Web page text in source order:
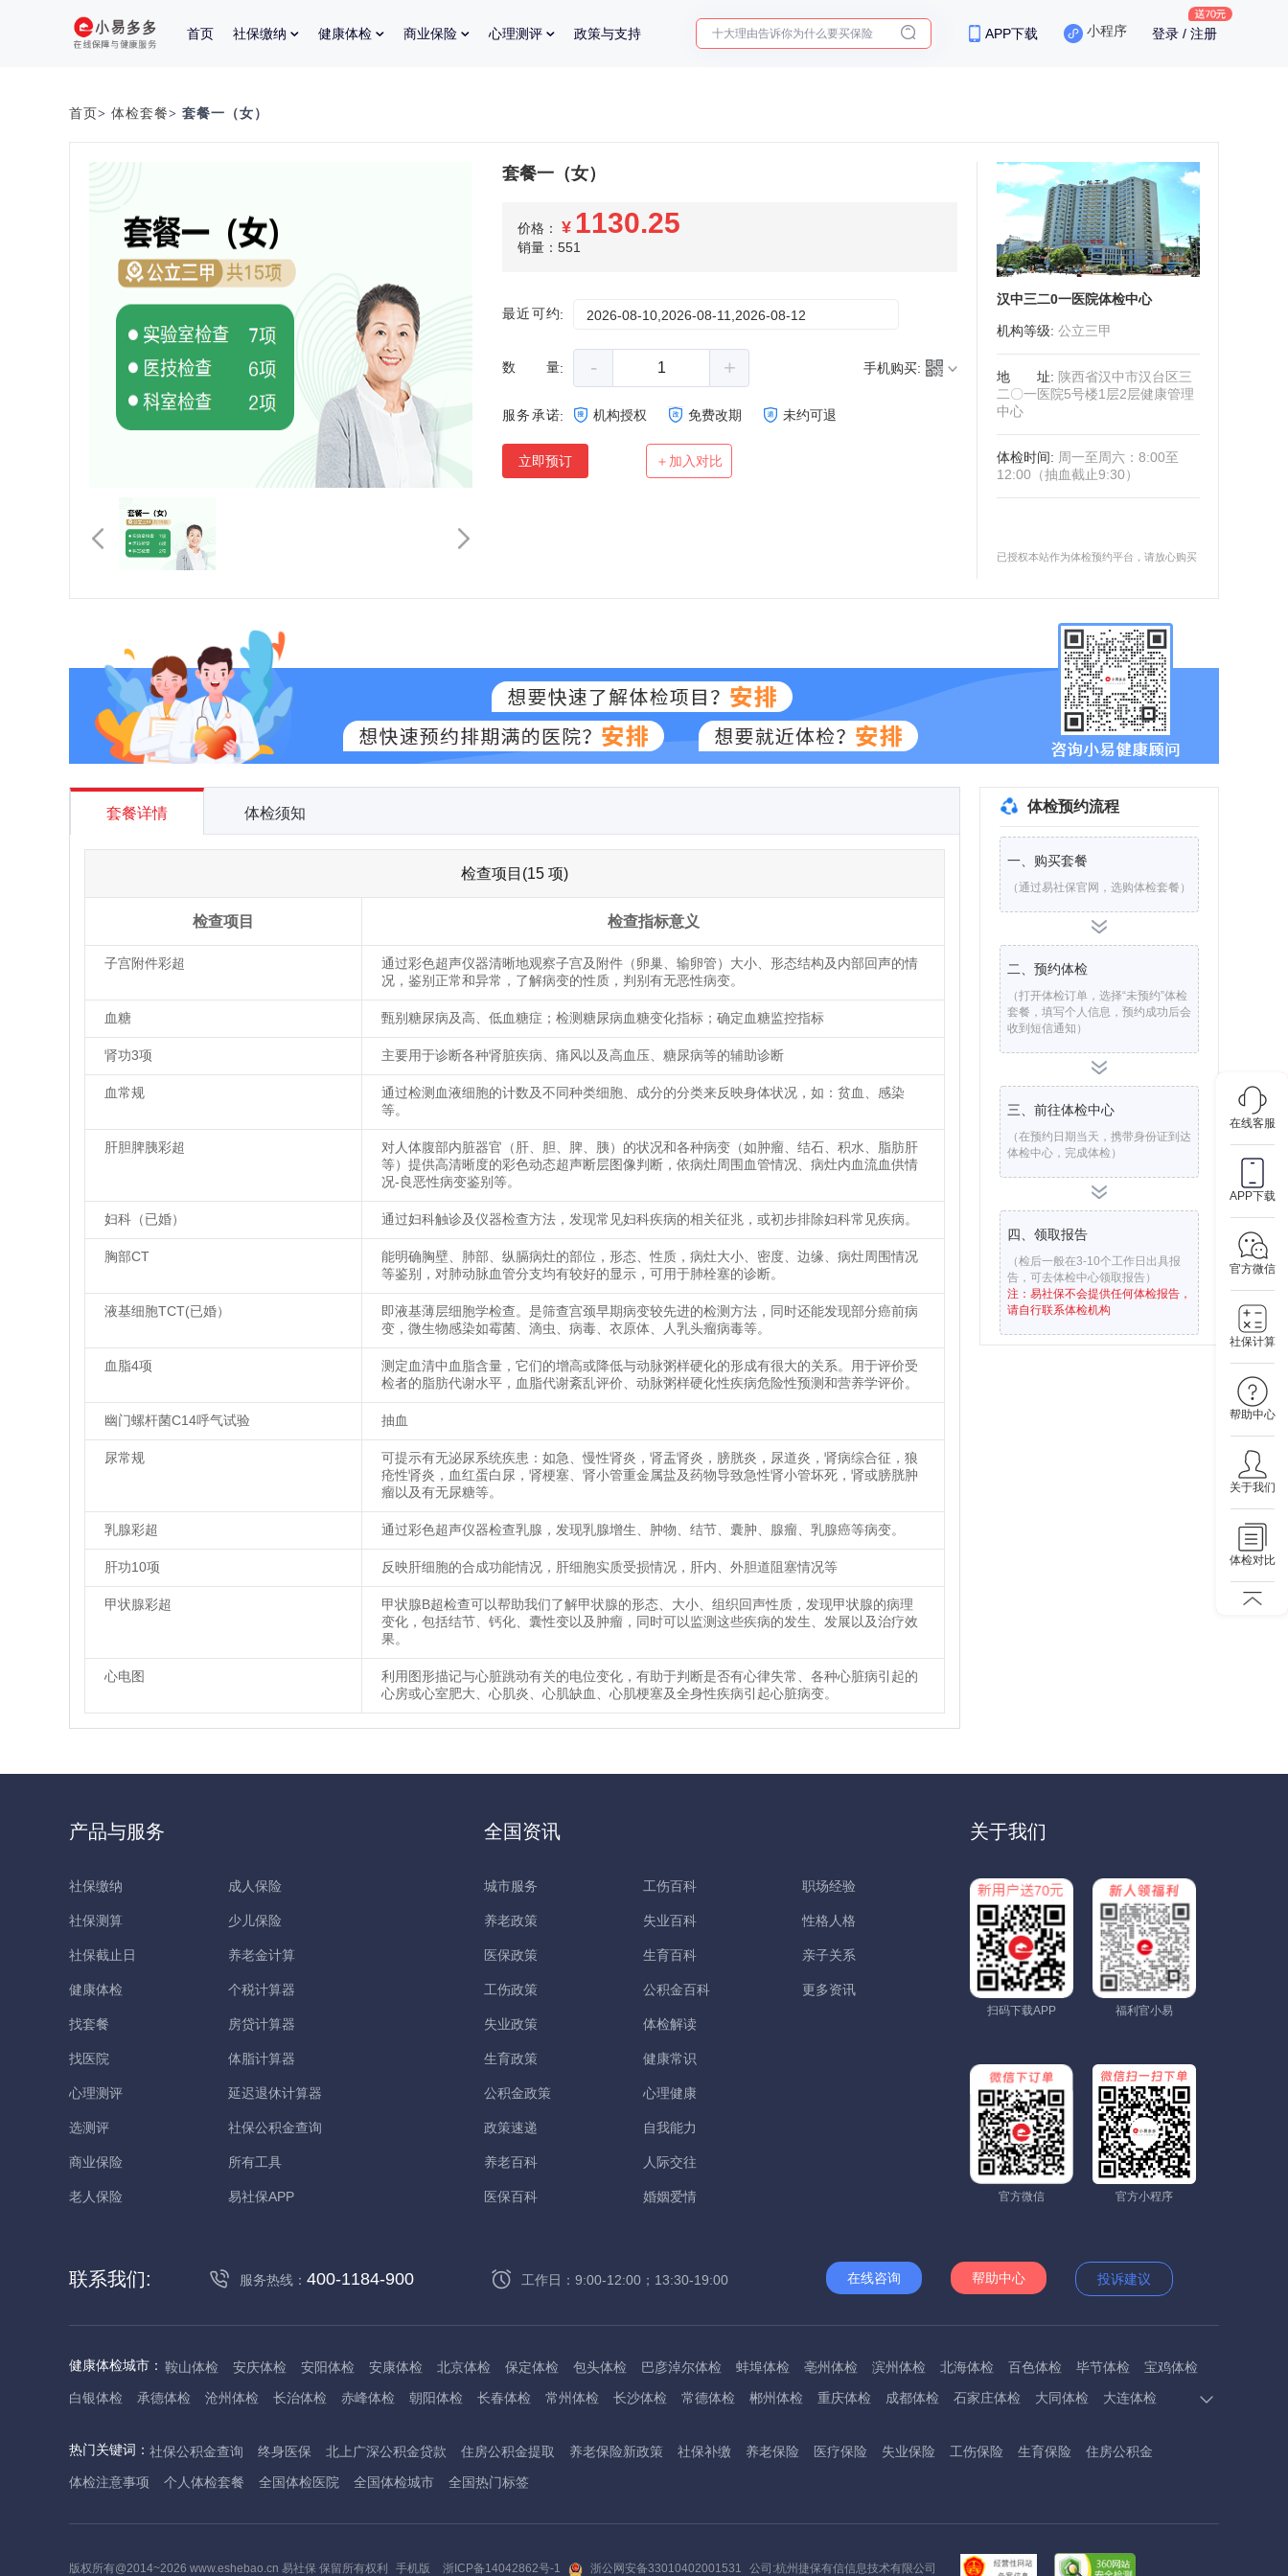
首页 社保缴纳 健康体检 商业保险 心理测评 政策与支持
十大理由告诉你为什么要买保险
APP下载 小程序 登录 / 注册
在线客服
APP下载
官方微信
社保计算
帮助中心
关于我们
体检对比
首页> 体检套餐> 套餐一（女）
套餐一（女）
价格： ¥ 1130.25
销量：551
最近可约: 2026-08-10,2026-08-11,2026-08-12
数量: - + 手机购买:
服务承诺: 机构授权 免费改期 未约可退
立即预订 ＋加入对比
汉中三二0一医院体检中心
机构等级: 公立三甲
地址: 陕西省汉中市汉台区三
二〇一医院5号楼1层2层健康管理
中心
体检时间: 周一至周六：8:00至
12:00（抽血截止9:30）
已授权本站作为体检预约平台，请放心购买
套餐详情 体检须知
检查项目(15 项)
检查项目 检查指标意义
子宫附件彩超
通过彩色超声仪器清晰地观察子宫及附件（卵巢、输卵管）大小、形态结构及内部回声的情
况，鉴别正常和异常，了解病变的性质，判别有无恶性病变。
血糖 甄别糖尿病及高、低血糖症；检测糖尿病血糖变化指标；确定血糖监控指标
肾功3项 主要用于诊断各种肾脏疾病、痛风以及高血压、糖尿病等的辅助诊断
血常规
通过检测血液细胞的计数及不同种类细胞、成分的分类来反映身体状况，如：贫血、感染
等。
肝胆脾胰彩超
对人体腹部内脏器官（肝、胆、脾、胰）的状况和各种病变（如肿瘤、结石、积水、脂肪肝
等）提供高清晰度的彩色动态超声断层图像判断，依病灶周围血管情况、病灶内血流血供情
况-良恶性病变鉴别等。
妇科（已婚） 通过妇科触诊及仪器检查方法，发现常见妇科疾病的相关征兆，或初步排除妇科常见疾病。
胸部CT
能明确胸壁、肺部、纵膈病灶的部位，形态、性质，病灶大小、密度、边缘、病灶周围情况
等鉴别，对肺动脉血管分支均有较好的显示，可用于肺栓塞的诊断。
液基细胞TCT(已婚）
即液基薄层细胞学检查。是筛查宫颈早期病变较先进的检测方法，同时还能发现部分癌前病
变，微生物感染如霉菌、滴虫、病毒、衣原体、人乳头瘤病毒等。
血脂4项
测定血清中血脂含量，它们的增高或降低与动脉粥样硬化的形成有很大的关系。用于评价受
检者的脂肪代谢水平，血脂代谢紊乱评价、动脉粥样硬化性疾病危险性预测和营养学评价。
幽门螺杆菌C14呼气试验 抽血
尿常规
可提示有无泌尿系统疾患：如急、慢性肾炎，肾盂肾炎，膀胱炎，尿道炎，肾病综合征，狼
疮性肾炎，血红蛋白尿，肾梗塞、肾小管重金属盐及药物导致急性肾小管坏死，肾或膀胱肿
瘤以及有无尿糖等。
乳腺彩超 通过彩色超声仪器检查乳腺，发现乳腺增生、肿物、结节、囊肿、腺瘤、乳腺癌等病变。
肝功10项 反映肝细胞的合成功能情况，肝细胞实质受损情况，肝内、外胆道阻塞情况等
甲状腺彩超
甲状腺B超检查可以帮助我们了解甲状腺的形态、大小、组织回声性质，发现甲状腺的病理
变化，包括结节、钙化、囊性变以及肿瘤，同时可以监测这些疾病的发生、发展以及治疗效
果。
心电图
利用图形描记与心脏跳动有关的电位变化，有助于判断是否有心律失常、各种心脏病引起的
心房或心室肥大、心肌炎、心肌缺血、心肌梗塞及全身性疾病引起心脏病变。
体检预约流程
一、购买套餐
（通过易社保官网，选购体检套餐）
二、预约体检
（打开体检订单，选择“未预约”体检
套餐，填写个人信息，预约成功后会
收到短信通知）
三、前往体检中心
（在预约日期当天，携带身份证到达
体检中心，完成体检）
四、领取报告
（检后一般在3-10个工作日出具报
告，可去体检中心领取报告）
注：易社保不会提供任何体检报告，
请自行联系体检机构
产品与服务
社保缴纳
社保测算
社保截止日
健康体检
找套餐
找医院
心理测评
选测评
商业保险
老人保险
成人保险
少儿保险
养老金计算
个税计算器
房贷计算器
体脂计算器
延迟退休计算器
社保公积金查询
所有工具
易社保APP
全国资讯
城市服务
养老政策
医保政策
工伤政策
失业政策
生育政策
公积金政策
政策速递
养老百科
医保百科
工伤百科
失业百科
生育百科
公积金百科
体检解读
健康常识
心理健康
自我能力
人际交往
婚姻爱情
职场经验
性格人格
亲子关系
更多资讯
关于我们
扫码下载APP 福利官小易
官方微信 官方小程序
联系我们: 服务热线： 400-1184-900 工作日：9:00-12:00；13:30-19:00 在线咨询 帮助中心 投诉建议
健康体检城市： 鞍山体检 安庆体检 安阳体检 安康体检 北京体检 保定体检 包头体检 巴彦淖尔体检 蚌埠体检 亳州体检 滨州体检 北海体检 百色体检 毕节体检
宝鸡体检
白银体检
承德体检 沧州体检 长治体检 赤峰体检 朝阳体检 长春体检 常州体检 长沙体检 常德体检 郴州体检 重庆体检 成都体检 石家庄体检 大同体检
大连体检
抚州体检
佛山体检 防城港体检 赣州体检 广州体检 桂林体检 贵港体检 广元体检 贵阳体检 红河体检 邯郸体检 衡水体检 呼和浩特体检 呼伦贝尔体检
葫芦岛体检
哈尔滨体检
淮安体检 杭州体检 湖州体检 合肥体检 淮南体检 淮北体检
河池体检
海口体检 汉中体检 晋城体检 晋中体检 锦州体检 吉林体检 齐齐哈尔体检 鸡西体检 嘉兴体检 金华体检 景德镇体检 九江体检 吉安体检 济南体检
济宁体检
辽阳体检 连云港体检 丽水体检
热门关键词： 社保公积金查询 终身医保 北上广深公积金贷款 住房公积金提取 养老保险新政策 社保补缴 养老保险 医疗保险 失业保险 工伤保险 生育保险
住房公积金
体检注意事项
个人体检套餐 全国体检医院 全国体检城市 全国热门标签
版权所有@2014~2026 www.eshebao.cn 易社保 保留所有权利 手机版 浙ICP备14042862号-1 浙公网安备33010402001531 公司:杭州捷保有信信息技术有限公司